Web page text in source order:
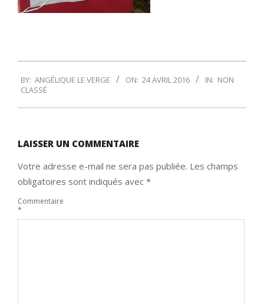
04-
BY: ANGÉLIQUE LE VERGE ON: 24 AVRIL 2016 IN: NON
CLASSÉ
LAISSER UN COMMENTAIRE
Votre adresse e-mail ne sera pas publiée. Les champs
obligatoires sont indiqués avec *
Commentaire
*